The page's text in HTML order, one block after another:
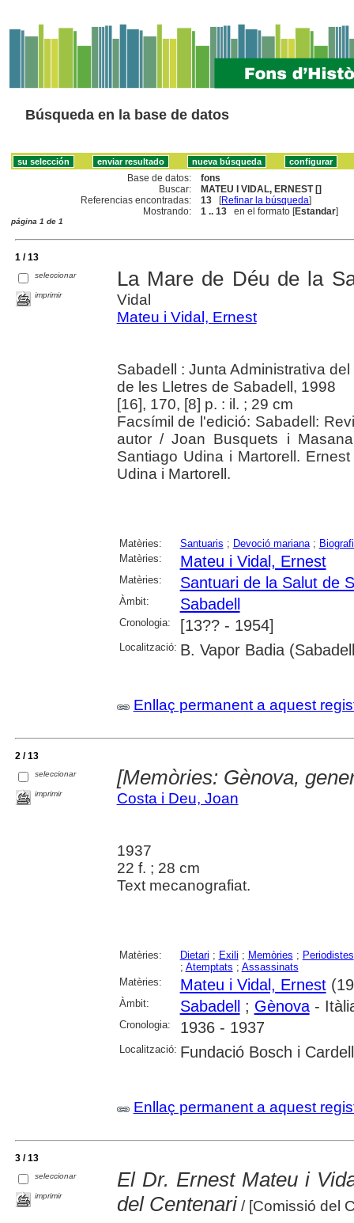
Búsqueda en la base de datos
Base de datos:
fons
Buscar:
MATEU I VIDAL, ERNEST []
Referencias encontradas:
13 [Refinar la búsqueda]
Mostrando:
1 .. 13 en el formato [Estandar]
página 1 de 1
1 / 13
seleccionar
imprimir
La Mare de Déu de la
Vidal
Mateu i Vidal, Ernest
Sabadell : Junta Administrativa
de les Lletres de Sabadell, 1998
[16], 170, [8] p. : il. ; 29 cm
Facsímil de l'edició: Sabadell:
autor / Joan Busquets i
Santiago Udina i Martorell.
Udina i Martorell.
Matèries: Santuaris ; Devoció mariana;
Matèries:
Mateu i Vidal, Ernest
Matèries: Santuari de la Salut de
Àmbit: Sabadell
Cronologia: [13?? - 1954]
Localització: B. Vapor Badia
Enllaç permanent a aquest
2 / 13
seleccionar
imprimir
[Memòries: Gènova,
Costa i Deu, Joan
1937
22 f. ; 28 cm
Text mecanografiat.
Matèries: Dietari ; Exili ; Memòries ; Periodistes
; Atemptats ; Assassinats
Matèries:
Mateu i Vidal, Ernest
Àmbit: Sabadell ; Gènova-
Cronologia: 1936 - 1937
Localització: Fundació Bosch i
Enllaç permanent a aquest
3 / 13
seleccionar
imprimir
El Dr. Ernest Mateu i
del Centenari/ [Comissió del